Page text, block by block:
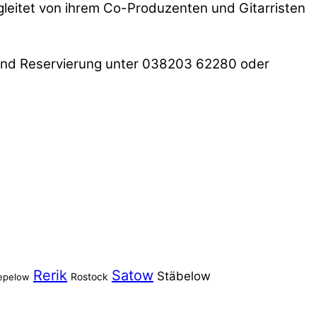
von ihrem Co-Produzenten und Gitarristen
Reservierung unter 038203 62280 oder
Rerik Rostock Satow Stäbelow